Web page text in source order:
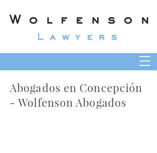
Wolfenson
Lawyers
Abogados en Concepción
- Wolfenson Abogados